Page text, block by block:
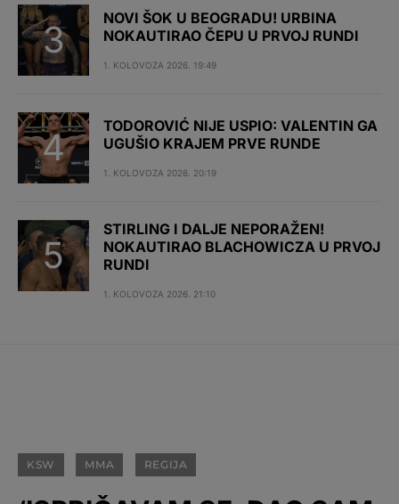
NOVI ŠOK U BEOGRADU! URBINA
NOKAUTIRAO ČEPU U PRVOJ RUNDI
1. KOLOVOZA 2026. 19:49
TODOROVIĆ NIJE USPIO: VALENTIN GA
UGUŠIO KRAJEM PRVE RUNDE
1. KOLOVOZA 2026. 20:19
STIRLING I DALJE NEPORAŽEN!
NOKAUTIRAO BLACHOWICZA U PRVOJ
RUNDI
1. KOLOVOZA 2026. 21:10
KSW MMA REGIJA